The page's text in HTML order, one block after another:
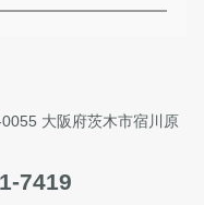
大阪府茨木市宿川原
7419